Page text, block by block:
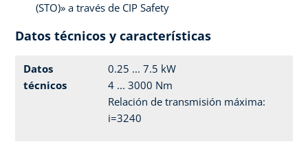
(STO)» a través de CIP Safety
Datos técnicos y características
Datos
técnicos
0.25 ... 7.5 kW
4 ... 3000 Nm
Relación de transmisión máxima:
i=3240